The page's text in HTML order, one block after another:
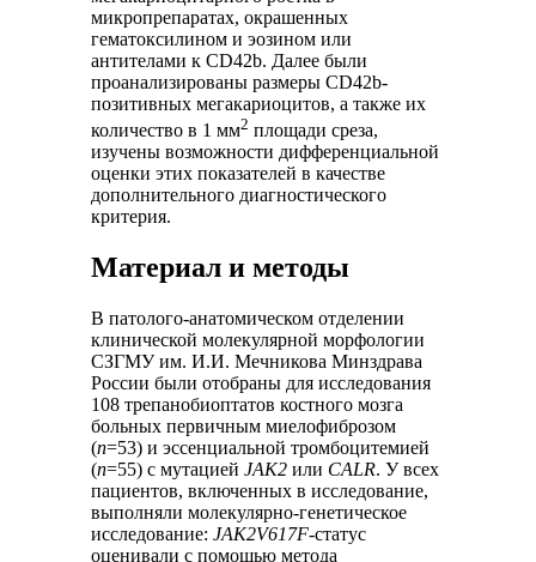
микропрепаратах, окрашенных
гематоксилином и эозином или
антителами к CD42b. Далее были
проанализированы размеры CD42b-
позитивных мегакариоцитов, а также их
количество в 1 мм2 площади среза,
изучены возможности дифференциальной
оценки этих показателей в качестве
дополнительного диагностического
критерия.
Материал и методы
В патолого-анатомическом отделении
клинической молекулярной морфологии
СЗГМУ им. И.И. Мечникова Минздрава
России были отобраны для исследования
108 трепанобиоптатов костного мозга
больных первичным миелофиброзом
(n=53) и эссенциальной тромбоцитемией
(n=55) с мутациейJAK2 или CALR. У всех
пациентов, включенных в исследование,
выполняли молекулярно-генетическое
исследование:JAK2V617F-статус
оценивали с помощью метода